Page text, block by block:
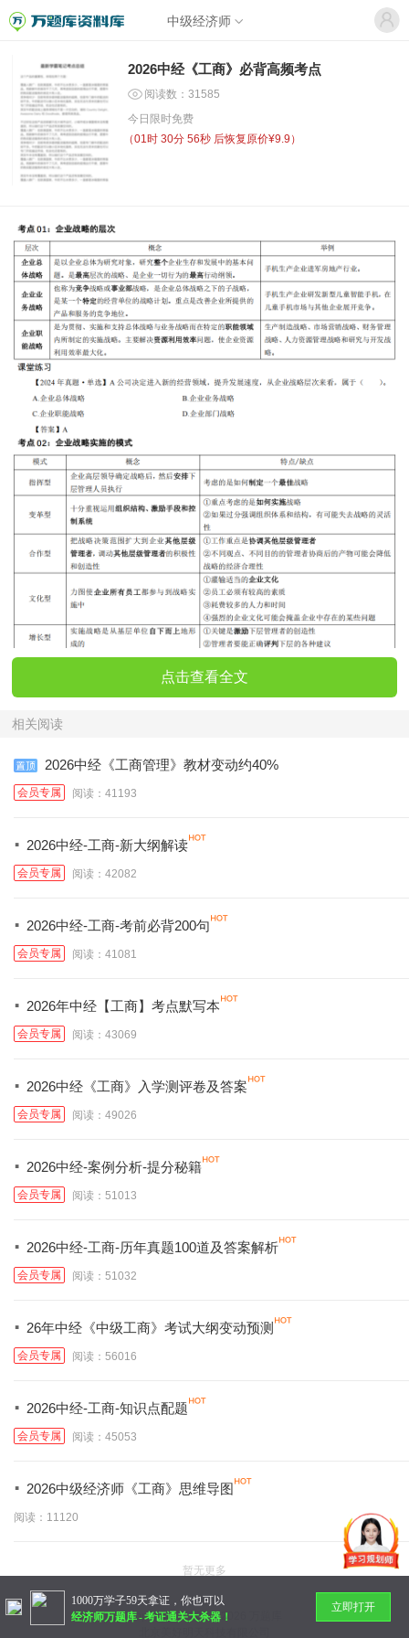
中级经济师
2026中经《工商》必背高频考点
阅读数：31585
今日限时免费
（01时 30分 56秒 后恢复原价¥9.9）
点击查看全文
相关阅读
2026中经《工商管理》教材变动约40%
会员专属 阅读：41193
· 2026中经-工商-新大纲解读
会员专属 阅读：42082
· 2026中经-工商-考前必背200句
会员专属 阅读：41081
· 2026年中经【工商】考点默写本
会员专属 阅读：43069
· 2026中经《工商》入学测评卷及答案
会员专属 阅读：49026
· 2026中经-案例分析-提分秘籍
会员专属 阅读：51013
· 2026中经-工商-历年真题100道及答案解析
会员专属 阅读：51032
· 26年中经《中级工商》考试大纲变动预测
会员专属 阅读：56016
· 2026中经-工商-知识点配题
会员专属 阅读：45053
· 2026中级经济师《工商》思维导图
阅读：11120
暂无更多
Copyright © 2014- 2026 万题库
1000万学子59天拿证，你也可以
经济师万题库-考证通关大杀器！
立即打开